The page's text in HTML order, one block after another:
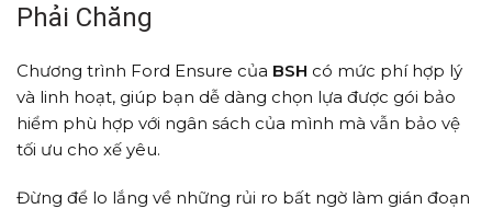
Phải Chăng
Chương trình Ford Ensure của BSH có mức phí hợp lý
và linh hoạt, giúp bạn dễ dàng chọn lựa được gói bảo
hiểm phù hợp với ngân sách của mình mà vẫn bảo vệ
tối ưu cho xế yêu.
Đừng để lo lắng về những rủi ro bất ngờ làm gián đoạn